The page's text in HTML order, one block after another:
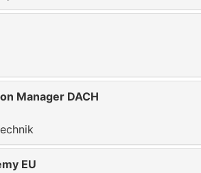
Manager DACH
EU